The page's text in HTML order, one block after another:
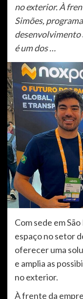
no exterior. À
Simões,
desenvolvimento
é um dos …
Com sede em
espaço no setor
oferecer uma
e amplia as
no exterior.
À frente da